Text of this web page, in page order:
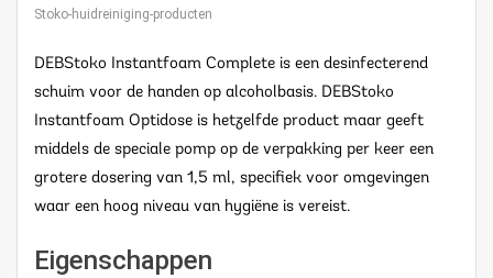
Stoko-huidreiniging-producten
DEBStoko Instantfoam Complete is een desinfecterend
schuim voor de handen op alcoholbasis. DEBStoko
Instantfoam Optidose is hetzelfde product maar geeft
middels de speciale pomp op de verpakking per keer een
grotere dosering van 1,5 ml, specifiek voor omgevingen
waar een hoog niveau van hygiëne is vereist.
Eigenschappen